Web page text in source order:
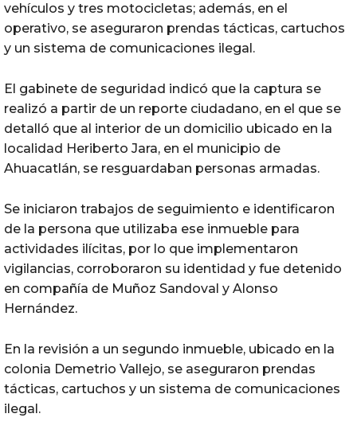
vehículos y tres motocicletas; además, en el
operativo, se aseguraron prendas tácticas, cartuchos
y un sistema de comunicaciones ilegal.
El gabinete de seguridad indicó que la captura se
realizó a partir de un reporte ciudadano, en el que se
detalló que al interior de un domicilio ubicado en la
localidad Heriberto Jara, en el municipio de
Ahuacatlán, se resguardaban personas armadas.
Se iniciaron trabajos de seguimiento e identificaron
de la persona que utilizaba ese inmueble para
actividades ilícitas, por lo que implementaron
vigilancias, corroboraron su identidad y fue detenido
en compañía de Muñoz Sandoval y Alonso
Hernández.
En la revisión a un segundo inmueble, ubicado en la
colonia Demetrio Vallejo, se aseguraron prendas
tácticas, cartuchos y un sistema de comunicaciones
ilegal.